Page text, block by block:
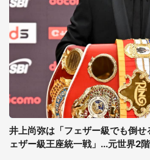
井上尚弥は「フェザー級でも倒
ェザー級王座統一戦」...元世界2